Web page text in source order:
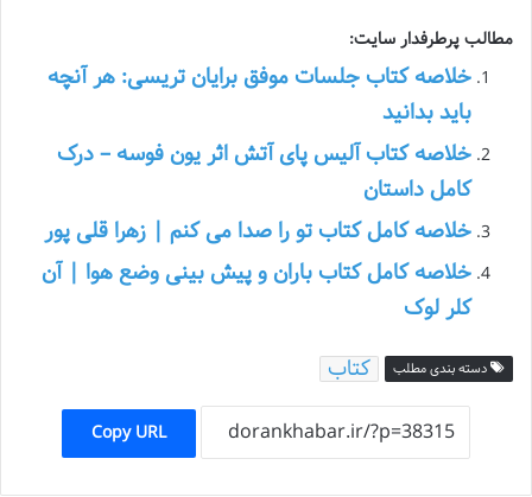
مطالب پرطرفدار سایت:
خلاصه کتاب جلسات موفق برایان تریسی: هر آنچه
باید بدانید
خلاصه کتاب آلیس پای آتش اثر یون فوسه – درک
کامل داستان
خلاصه کامل کتاب تو را صدا می کنم | زهرا قلی پور
خلاصه کامل کتاب باران و پیش بینی وضع هوا | آن
کلر لوک
دسته بندی مطلب کتاب
Copy URL